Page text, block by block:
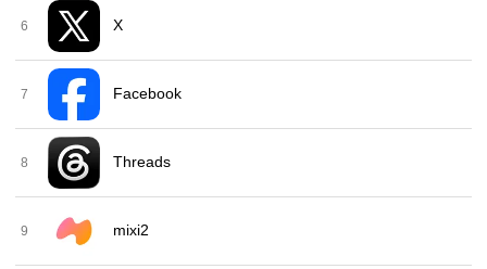
6 X
7 Facebook
8 Threads
9 mixi2